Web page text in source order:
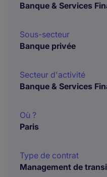
Banque & Services
Sous-secteur
Banque privée
Secteur d'activité
Banque & Services
Où ?
Paris
Type de contrat
Management de